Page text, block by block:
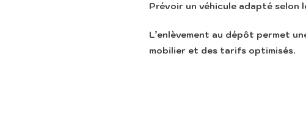
Prévoir un véhicule adapté selon
L’enlèvement au dépôt permet
mobilier et des tarifs optimisés.